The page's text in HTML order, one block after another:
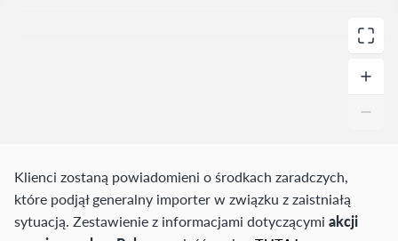
Klienci zostaną powiadomieni o środkach zaradczych,
które podjął generalny importer w związku z zaistniałą
sytuacją. Zestawienie z informacjami dotyczącymi akcji